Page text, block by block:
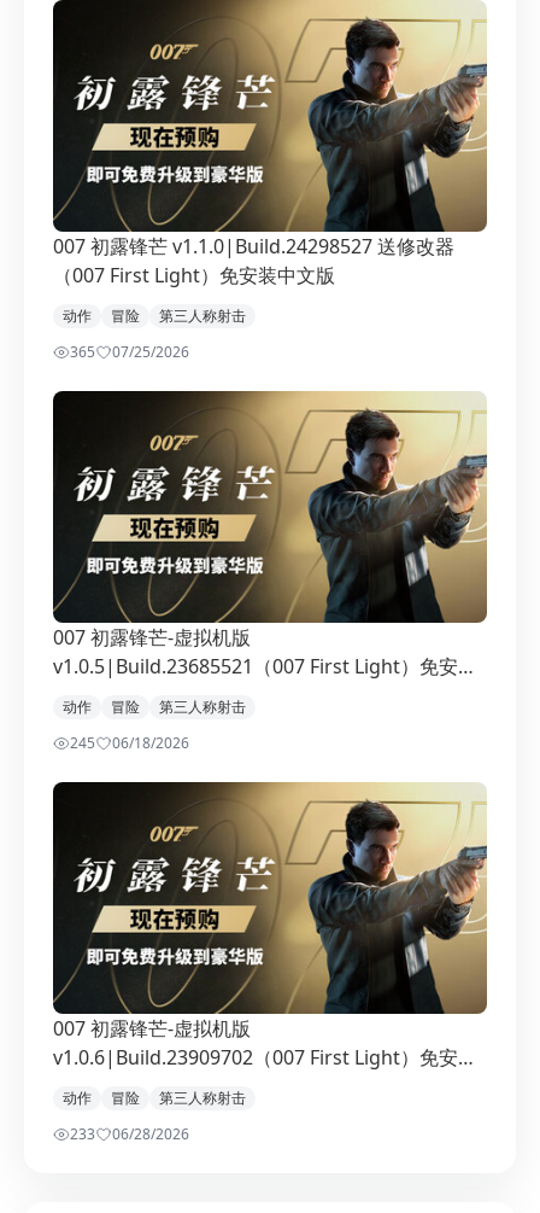
007 初露锋芒 v1.1.0|Build.24298527 送修改器
（007 First Light）免安装中文版
动作 冒险
第三人称射击
365
07/25/2026
007 初露锋芒-虚拟机版
v1.0.5|Build.23685521（007 First Light）免安装
中文版
动作 冒险
第三人称射击
245
06/18/2026
007 初露锋芒-虚拟机版
v1.0.6|Build.23909702（007 First Light）免安装
中文版
动作 冒险
第三人称射击
233
06/28/2026